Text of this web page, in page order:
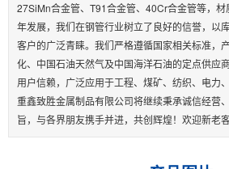
27SiMn合金管、T91合金管、40Cr合金管等，
年发展，我们在钢管行业树立了良好的信誉，以
客户的广泛青睐。我们严格遵循国家相关标准，
化、中国石油天然气及中国海洋石油的定点供应
用户信赖，广泛应用于工程、煤矿、纺织、电力
重鑫致胜金属制品有限公司将继续秉承诚信经营
旨，与各界朋友携手并进，共创辉煌！欢迎新老